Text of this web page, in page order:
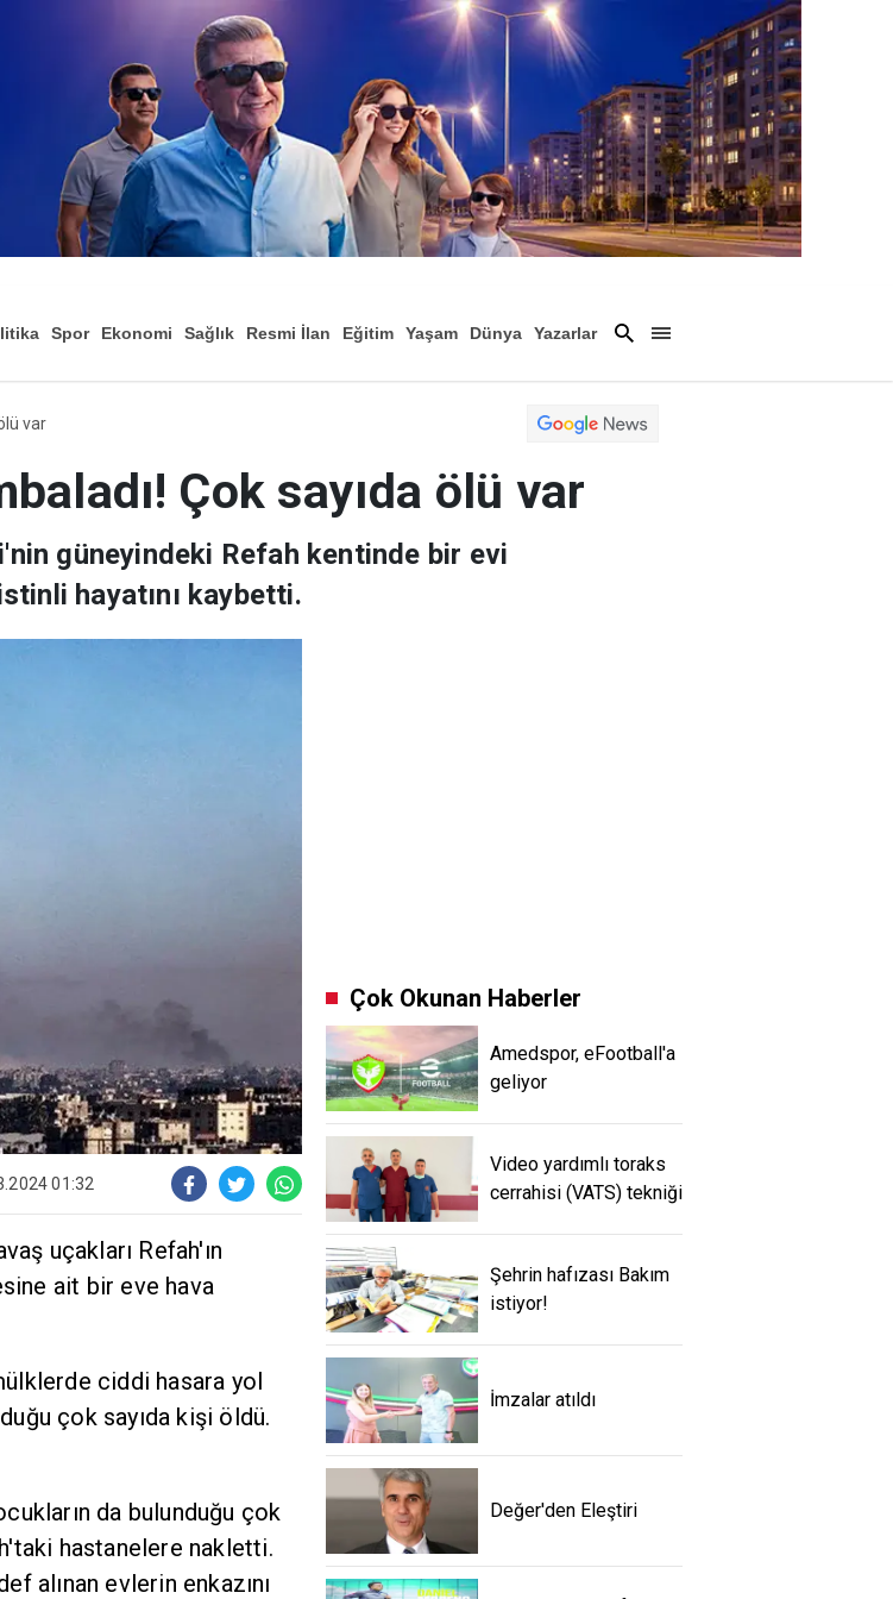
Spor Ekonomi Sağlık Resmi İlan Eğitim Yaşam
Dünya
Yazarlar
var
Çok sayıda ölü var
güneyindeki Refah kentinde bir evi
hayatını kaybetti.
01:32
uçakları Refah'ın
ait bir eve hava
ciddi hasara yol
çok sayıda kişi öldü.
da bulunduğu çok
hastanelere nakletti.
alınan evlerin enkazını
Çok Okunan Haberler
Amedspor, eFootball'a
geliyor
Video yardımlı toraks
cerrahisi (VATS) tekniği
Şehrin hafızası Bakım
istiyor!
İmzalar atıldı
Değer'den Eleştiri